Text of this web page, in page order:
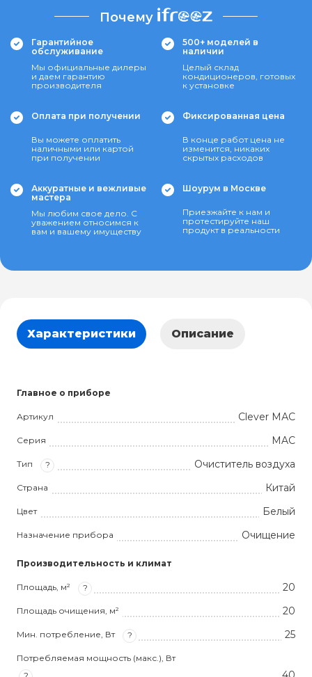
Почему
Гарантийное
обслуживание
Мы официальные дилеры
и даем гарантию
производителя
500+ моделей в
наличии
Целый склад
кондиционеров, готовых
к установке
Оплата при получении
Вы можете оплатить
наличными или картой
при получении
Фиксированная цена
В конце работ цена не
изменится, никаких
скрытых расходов
Аккуратные и вежливые
мастера
Мы любим свое дело. С
уважением относимся к
вам и вашему имуществу
Шоурум в Москве
Приезжайте к нам и
протестируйте наш
продукт в реальности
Характеристики Описание
Главное о приборе
Артикул Clever МАC
Серия MAC
Тип ? Очиститель воздуха
Страна Китай
Цвет Белый
Назначение прибора Очищение
Производительность и климат
Площадь, м² ? 20
Площадь очищения, м² 20
Мин. потребление, Вт ? 25
Потребляемая мощность (макс.), Вт